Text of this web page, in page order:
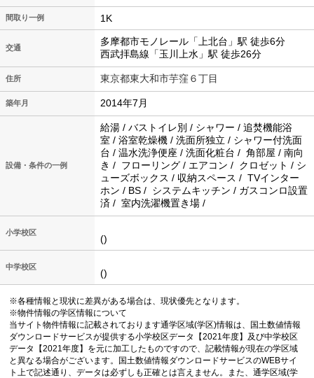
間取り一例 1K
交通
多摩都市モノレール「上北台」駅 徒歩6分
西武拝島線「玉川上水」駅 徒歩26分
住所 東京都東大和市芋窪６丁目
築年月 2014年7月
設備・条件の一例
給湯 / バストイレ別 / シャワー / 追焚機能浴
室 / 浴室乾燥機 / 洗面所独立 / シャワー付洗面
台 / 温水洗浄便座 / 洗面化粧台 / 角部屋 / 南向
き / フローリング / エアコン / クロゼット / シ
ューズボックス / 収納スペース / TVインター
ホン / BS / システムキッチン / ガスコンロ設置
済 / 室内洗濯機置き場 /
小学校区
()
中学校区
()
※各種情報と現状に差異がある場合は、現状優先となります。
※物件情報の学区情報について
当サイト物件情報に記載されております通学区域(学区)情報は、国土数値情報
ダウンロードサービスが提供する小学校区データ【2021年度】及び中学校区
データ【2021年度】を元に加工したものですので、記載情報が現在の学区域
と異なる場合がございます。国土数値情報ダウンロードサービスのWEBサイ
ト上で記述通り、データは必ずしも正確とは言えません。また、通学区域(学